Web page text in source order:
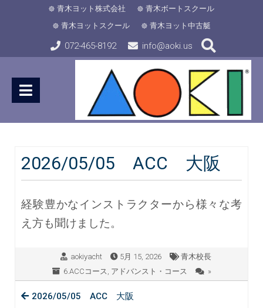
青木ヨット株式会社
青木ボートスクール
青木ヨットスクール
青木ヨット中古艇
072-465-8192 info@aoki.us
2026/05/05 ACC 大阪
経験豊かなインストラクターから様々な考
え方も聞けました。
aokiyacht 5月 15, 2026
青木校長
6.ACCコース, アドバンスト・コース »
2026/05/05 ACC 大阪